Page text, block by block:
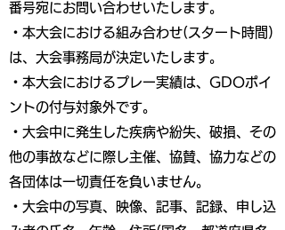
番号宛にお問い合わせいたします。
・本大会における組み合わせ(スタート時間)
は、大会事務局が決定いたします。
・本大会におけるプレー実績は、GDOポイ
ントの付与対象外です。
・大会中に発生した疾病や紛失、破損、その
他の事故などに際し主催、協賛、協力などの
各団体は一切責任を負いません。
・大会中の写真、映像、記事、記録、申し込